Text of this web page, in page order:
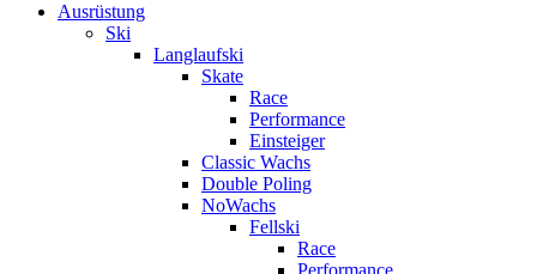
Ausrüstung
Ski
Langlaufski
Skate
Race
Performance
Einsteiger
Classic Wachs
Double Poling
NoWachs
Fellski
Race
Performance